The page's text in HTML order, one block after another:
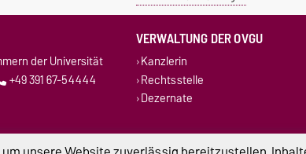
der Universität
+49 391 67-54444
VERWALTUNG DER OVGU
Kanzlerin
Rechtsstelle
Dezernate